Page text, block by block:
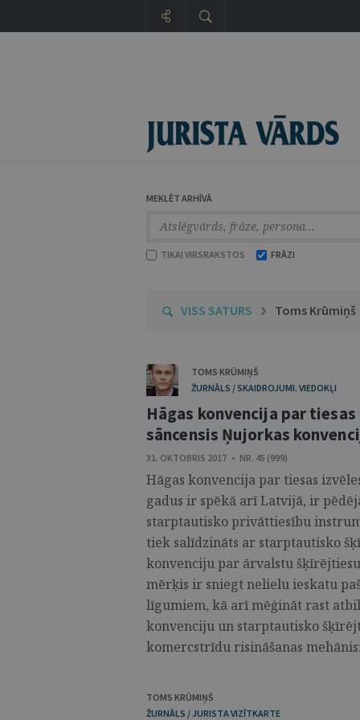
MEKLĒT ARHĪVĀ
TIKAI VIRSRAKSTOS FRĀZI
VISS SATURS Toms Krūmiņš
TOMS KRŪMIŅŠ
ŽURNĀLS / SKAIDROJUMI. VIEDOKĻI
Hāgas konvencija par
sāncensis Ņujorkas
31. OKTOBRIS 2017 • NR. 45 (999)
Hāgas konvencija par tiesas
gadus ir spēkā arī Latvijā, ir
starptautisko privāttiesību
tiek salīdzināts ar starptautisko
konvenciju par ārvalstu
mērķis ir sniegt nelielu ieskatu
līgumiem, kā arī mēģināt rast
konvenciju un starptautisko
komercstrīdu risināšanas
TOMS KRŪMIŅŠ
ŽURNĀLS / JURISTA VIZĪTKARTE